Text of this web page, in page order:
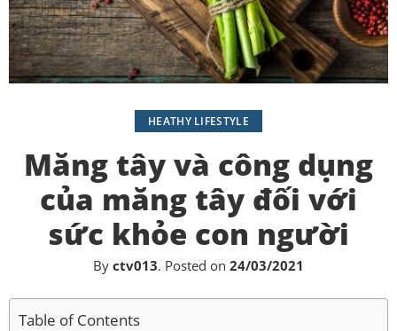
HEATHY LIFESTYLE
Măng tây và công dụng
của măng tây đối với
sức khỏe con người
By ctv013. Posted on 24/03/2021
Table of Contents